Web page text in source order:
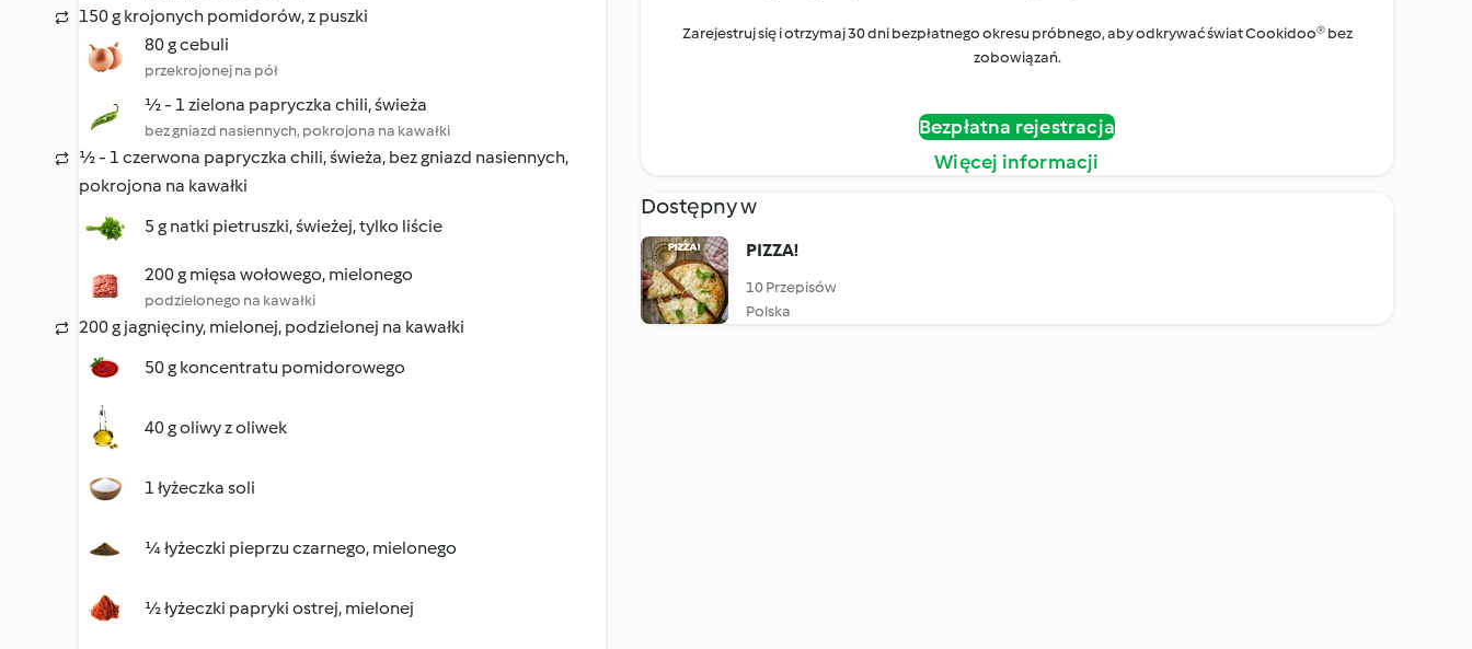
150 g krojonych pomidorów, z puszki
80 g cebuli
przekrojonej na pół
½ - 1 zielona papryczka chili, świeża
bez gniazd nasiennych, pokrojona na kawałki
½ - 1 czerwona papryczka chili, świeża, bez gniazd nasiennych,
pokrojona na kawałki
5 g natki pietruszki, świeżej, tylko liście
200 g mięsa wołowego, mielonego
podzielonego na kawałki
200 g jagnięciny, mielonej, podzielonej na kawałki
50 g koncentratu pomidorowego
40 g oliwy z oliwek
1 łyżeczka soli
¼ łyżeczki pieprzu czarnego, mielonego
½ łyżeczki papryki ostrej, mielonej
Zarejestruj się i otrzymaj 30 dni bezpłatnego okresu próbnego, aby odkrywać świat Cookidoo® bez
zobowiązań.
Bezpłatna rejestracja
Więcej informacji
Dostępny w
PIZZA!
10 Przepisów
Polska